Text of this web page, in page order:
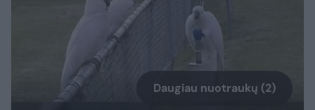
Daugiau nuotraukų (2)